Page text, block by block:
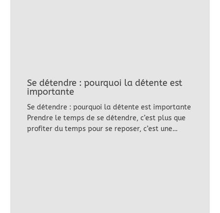
Se détendre : pourquoi la détente est
importante
Se détendre : pourquoi la détente est importante
Prendre le temps de se détendre, c’est plus que
profiter du temps pour se reposer, c’est une…